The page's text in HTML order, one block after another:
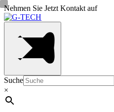
Nehmen Sie Jetzt Kontakt auf
Suche
×